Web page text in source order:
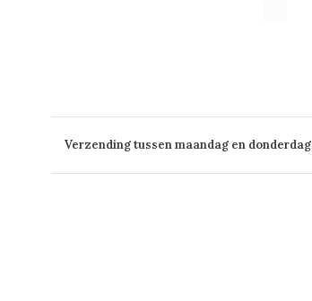
Verzending tussen maandag en donderdag